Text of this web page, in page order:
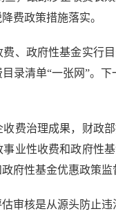
费政策措施落实。
政府性基金实行目
录清单“一张网”。
治理成果，财政部
业性收费和政府性
府性基金优惠政策
核是从源头防止违